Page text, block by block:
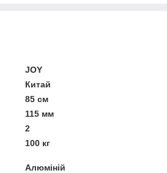
JOY
Китай
85 см
115 мм
2
100 кг
Алюміній